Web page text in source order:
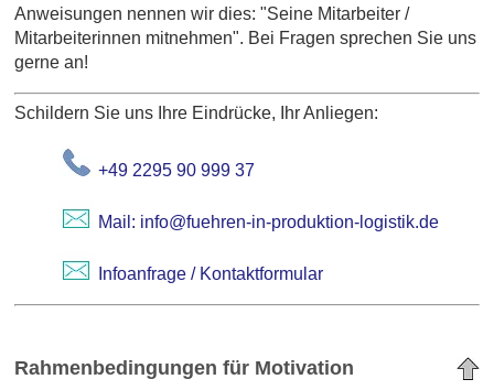
Anweisungen nennen wir dies: "Seine Mitarbeiter /
Mitarbeiterinnen mitnehmen". Bei Fragen sprechen Sie uns
gerne an!
Schildern Sie uns Ihre Eindrücke, Ihr Anliegen:
+49 2295 90 999 37
Mail: info@fuehren-in-produktion-logistik.de
Infoanfrage / Kontaktformular
Rahmenbedingungen für Motivation